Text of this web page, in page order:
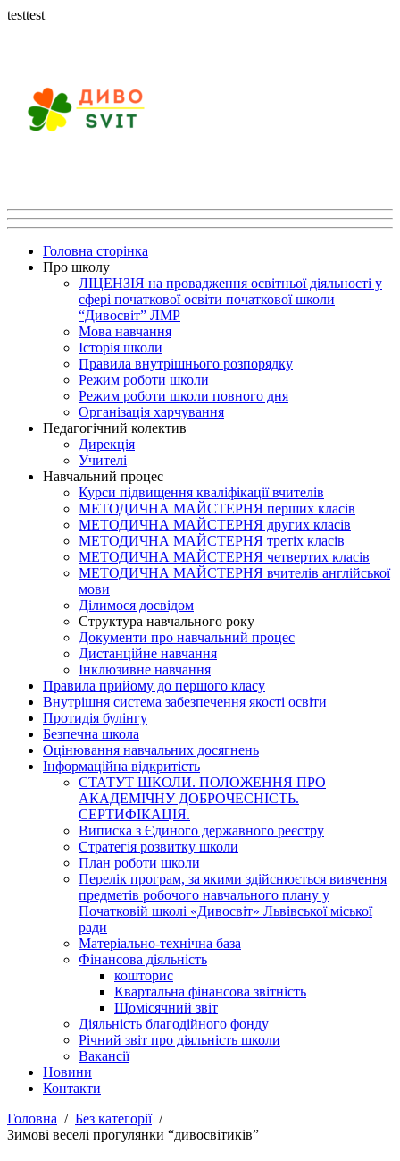
testtest
Головна сторінка
Про школу
ЛІЦЕНЗІЯ на провадження освітньої діяльності у
сфері початкової освіти початкової школи
“Дивосвіт” ЛМР
Мова навчання
Історія школи
Правила внутрішнього розпорядку
Режим роботи школи
Режим роботи школи повного дня
Організація харчування
Педагогічний колектив
Дирекція
Учителі
Навчальний процес
Курси підвищення кваліфікації вчителів
МЕТОДИЧНА МАЙСТЕРНЯ перших класів
МЕТОДИЧНА МАЙСТЕРНЯ других класів
МЕТОДИЧНА МАЙСТЕРНЯ третіх класів
МЕТОДИЧНА МАЙСТЕРНЯ четвертих класів
МЕТОДИЧНА МАЙСТЕРНЯ вчителів англійської
мови
Ділимося досвідом
Структура навчального року
Документи про навчальний процес
Дистанційне навчання
Інклюзивне навчання
Правила прийому до першого класу
Внутрішня система забезпечення якості освіти
Протидія булінгу
Безпечна школа
Оцінювання навчальних досягнень
Інформаційна відкритість
СТАТУТ ШКОЛИ. ПОЛОЖЕННЯ ПРО
АКАДЕМІЧНУ ДОБРОЧЕСНІСТЬ.
СЕРТИФІКАЦІЯ.
Виписка з Єдиного державного реєстру
Стратегія розвитку школи
План роботи школи
Перелік програм, за якими здійснюється вивчення
предметів робочого навчального плану у
Початковій школі «Дивосвіт» Львівської міської
ради
Матеріально-технічна база
Фінансова діяльність
кошторис
Квартальна фінансова звітність
Щомісячний звіт
Діяльність благодійного фонду
Річний звіт про діяльність школи
Вакансії
Новини
Контакти
Головна
Без категорії
Зимові веселі прогулянки “дивосвітиків”